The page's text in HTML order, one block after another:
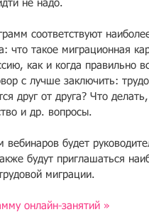
не надо.
соответствуют
что такое миграционная
как и когда правильно
с лучше заключить:
друг от друга? Что
и др. вопросы.
будет
будут приглашаться
миграции.
онлайн-занятий »